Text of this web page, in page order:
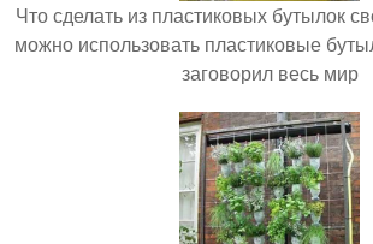
Что сделать из пластиковых бутылок
можно использовать пластиковые
заговорил весь мир